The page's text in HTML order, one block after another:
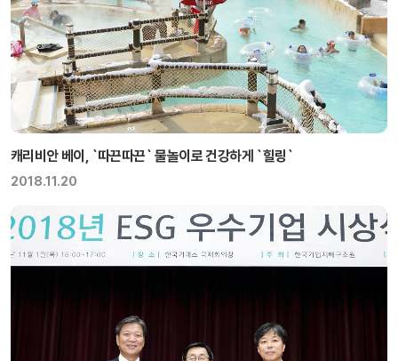
캐리비안 베이, `따끈따끈` 물놀이로 건강하게 `힐링`
2018.11.20